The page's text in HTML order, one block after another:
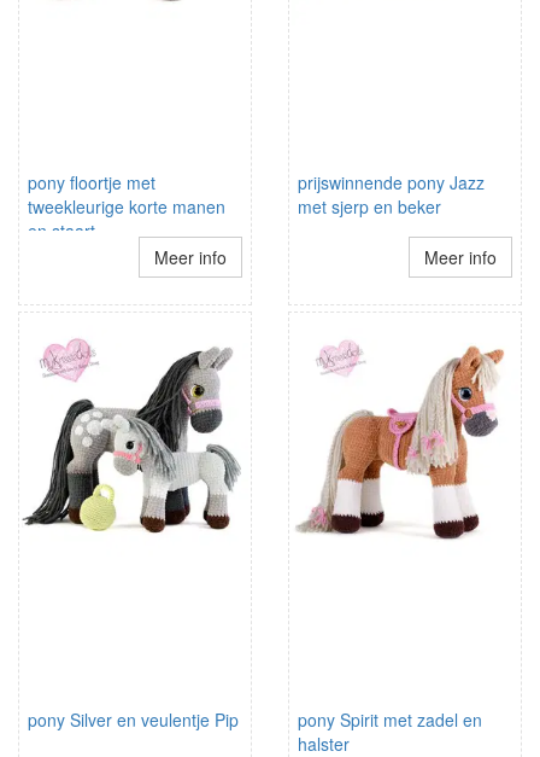
pony floortje met
tweekleurige korte manen
en staart
Meer info
prijswinnende pony Jazz
met sjerp en beker
Meer info
pony Silver en veulentje Pip
pony Spirit met zadel en
halster